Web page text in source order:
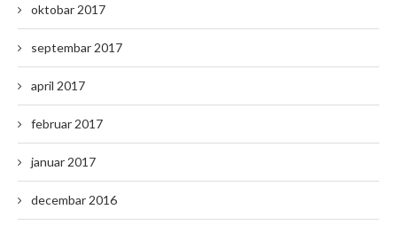
oktobar 2017
septembar 2017
april 2017
februar 2017
januar 2017
decembar 2016